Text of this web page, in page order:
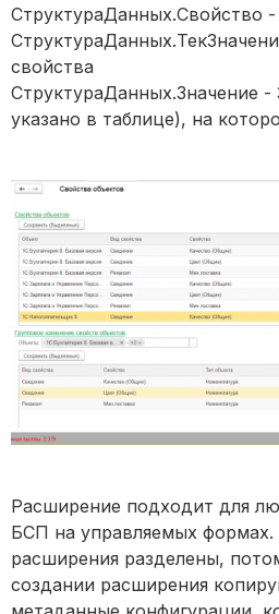
СтруктураДанных.Свойство
свойства
СтруктураДанных.Значение -
указано в таблице), на
Расширение подходит для
БСП на управляемых формах.
расширения разделены,
создании расширения